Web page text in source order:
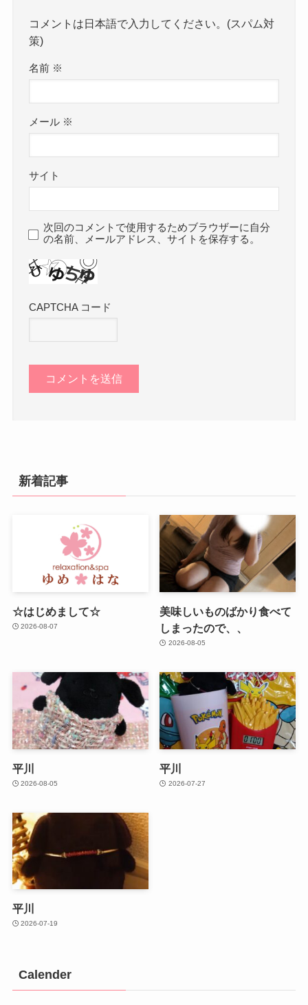
コメントは日本語で入力してください。(スパム対
策)
名前 ※
メール ※
サイト
次回のコメントで使用するためブラウザーに自分
の名前、メールアドレス、サイトを保存する。
CAPTCHA コード
新着記事
☆はじめまして☆
2026-08-07
美味しいものばかり食べて
しまったので、、
2026-08-05
平川
2026-08-05
平川
2026-07-27
平川
2026-07-19
Calender